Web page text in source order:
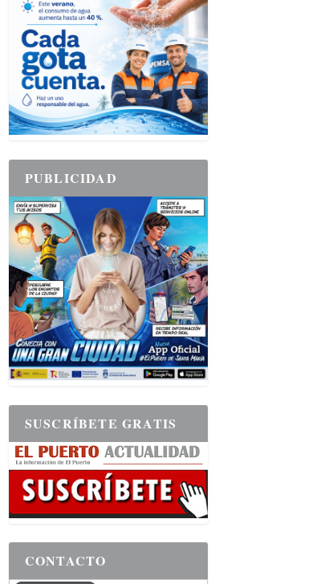
PUBLICIDAD
SUSCRÍBETE GRATIS
CONTACTO